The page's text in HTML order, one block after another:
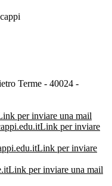
Terme - 40024 -
per inviare una mail
Link per inviare
Link per inviare
Link per inviare una mail